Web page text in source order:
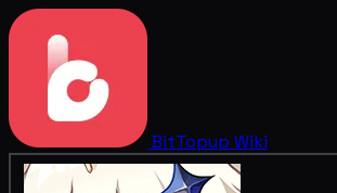
BitTopup Wiki